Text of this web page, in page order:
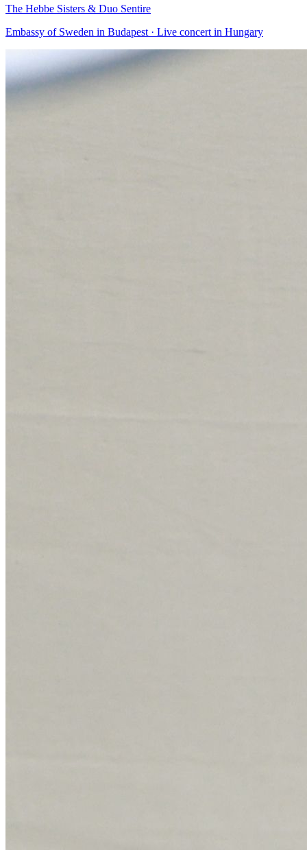
The Hebbe Sisters & Duo Sentire
Embassy of Sweden in Budapest · Live concert in Hungary